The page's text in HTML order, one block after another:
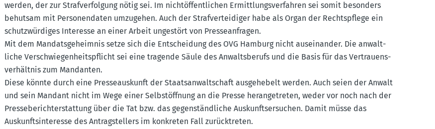
werden, der zur Straf­ver­folgung nötig sei. Im nicht­öf­fent­lichen Ermitt­lungs­ver­fahren sei somit besonders
behutsam mit Perso­nen­daten umzugehen. Auch der Straf­ver­tei­diger habe als Organ der Rechts­pflege ein
schutz­wür­diges Interesse an einer Arbeit ungestört von Presse­an­fragen.
Mit dem Mandats­ge­heimnis setze sich die Entscheidung des OVG Hamburg nicht ausein­ander. Die anwalt­
liche Verschwie­gen­heits­pflicht sei eine tragende Säule des Anwalts­berufs und die Basis für das Vertrau­ens­
ver­hältnis zum Mandanten.
Diese könnte durch eine Presseaus­kunft der Staats­an­walt­schaft ausge­hebelt werden. Auch seien der Anwalt
und sein Mandant nicht im Wege einer Selbst­öffnung an die Presse heran­ge­treten, weder vor noch nach der
Presse­be­richt­erstattung über die Tat bzw. das gegen­ständ­liche Auskunfts­er­suchen. Damit müsse das
Auskunfts­in­teresse des Antrag­stellers im konkreten Fall zurück­treten.